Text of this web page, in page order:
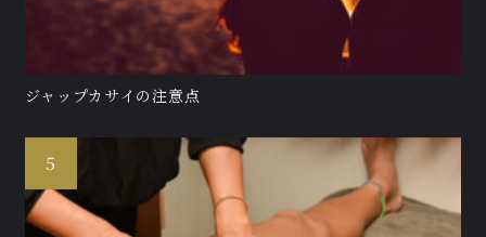
ジャップカサイの注意点